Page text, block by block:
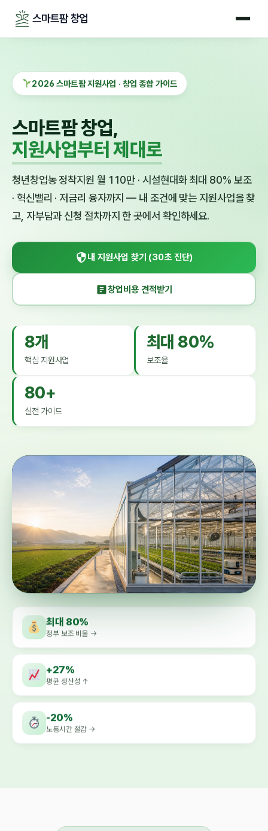
스마트팜 창업
2026 스마트팜 지원사업 · 창업 종합 가이드
스마트팜 창업,
지원사업부터 제대로
청년창업농 정착지원 월 110만 · 시설현대화 최대 80% 보조
· 혁신밸리 · 저금리 융자까지 — 내 조건에 맞는 지원사업을 찾
고, 자부담과 신청 절차까지 한 곳에서 확인하세요.
내 지원사업 찾기 (30초 진단)
창업비용 견적받기
8개
핵심 지원사업
최대 80%
보조율
80+
실전 가이드
최대 80%
정부 보조 비율 →
+27%
평균 생산성 ↑
-20%
노동시간 절감 →